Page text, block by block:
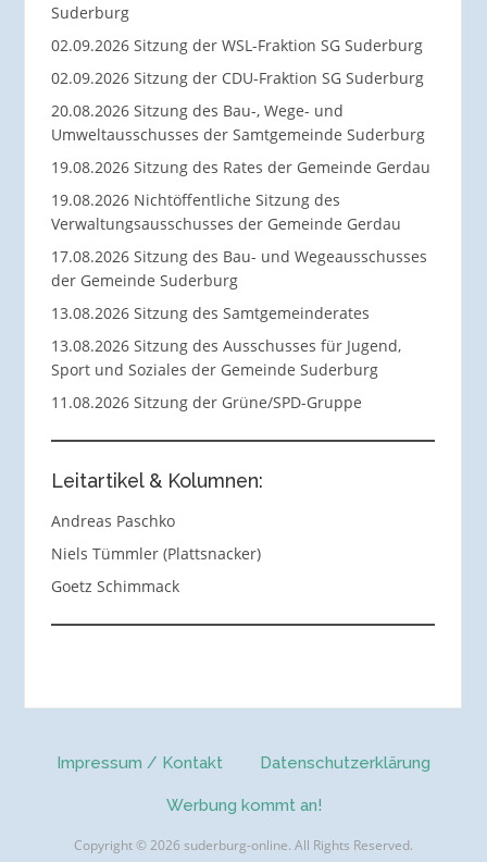
Suderburg
02.09.2026 Sitzung der WSL-Fraktion SG Suderburg
02.09.2026 Sitzung der CDU-Fraktion SG Suderburg
20.08.2026 Sitzung des Bau-, Wege- und
Umweltausschusses der Samtgemeinde Suderburg
19.08.2026 Sitzung des Rates der Gemeinde Gerdau
19.08.2026 Nichtöffentliche Sitzung des
Verwaltungsausschusses der Gemeinde Gerdau
17.08.2026 Sitzung des Bau- und Wegeausschusses
der Gemeinde Suderburg
13.08.2026 Sitzung des Samtgemeinderates
13.08.2026 Sitzung des Ausschusses für Jugend,
Sport und Soziales der Gemeinde Suderburg
11.08.2026 Sitzung der Grüne/SPD-Gruppe
Leitartikel & Kolumnen:
Andreas Paschko
Niels Tümmler (Plattsnacker)
Goetz Schimmack
Impressum / Kontakt Datenschutzerklärung
Werbung kommt an!
Copyright © 2026 suderburg-online. All Rights Reserved.